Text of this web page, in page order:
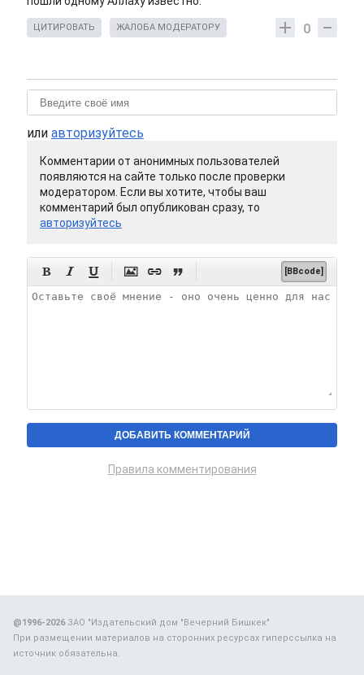
0
ЦИТИРОВАТЬ ЖАЛОБА МОДЕРАТОРУ
или авторизуйтесь
Комментарии от анонимных пользователей
появляются на сайте только после проверки
модератором. Если вы хотите, чтобы ваш
комментарий был опубликован сразу, то
авторизуйтесь
      [BBcode]
Правила комментирования
@1996-2026ЗАО "Издательский дом "Вечерний Бишкек"
При размещении материалов на сторонних ресурсах гиперссылка на
источник обязательна.